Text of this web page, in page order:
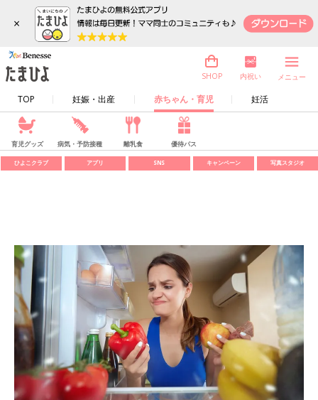
×
TOP 妊娠・出産 赤ちゃん・育児 妊活
SHOP 内祝い メニュー
育児グッズ 病気・予防接種 離乳食 優待パス
ひよこクラブ アプリ SNS キャンペーン 写真スタジオ